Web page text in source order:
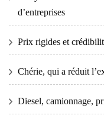
d’entreprises
Prix ​​​​rigides et
Chérie, qui a réduit
Diesel, camionnage,